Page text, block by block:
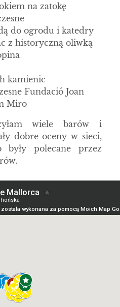
na zatokę
do ogrodu i katedry
z historyczną oliwką
kamienic
Fundació Joan
Miro
wiele barów i
dobre oceny w sieci,
polecane przez